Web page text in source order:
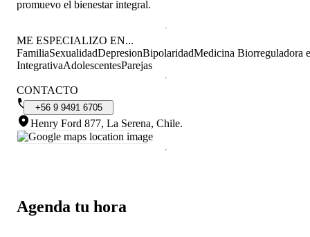
Agenda tu hora
promuevo el bienestar integral.
ME ESPECIALIZO EN...
FamiliaSexualidadDepresionBipolaridadMedicina Biorreguladora e
IntegrativaAdolescentesParejas
CONTACTO
+56 9 9491 6705
Henry Ford 877, La Serena, Chile.